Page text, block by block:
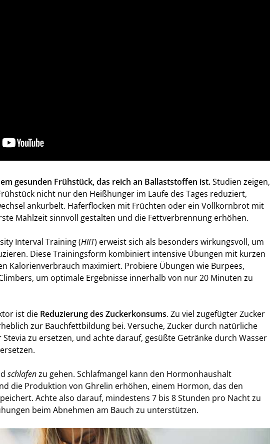
gesunden Frühstück, das reich an Ballaststoffen ist.Studien zeigen,
nicht nur den Heißhunger im Laufe des Tages reduziert,
ankurbelt. Haferflocken mit Früchten oder ein Vollkornbrot mit
Mahlzeit sinnvoll gestalten und die Fettverbrennung erhöhen.
Interval Training (HIIT) erweist sich als besonders wirkungsvoll, um
Diese Trainingsform kombiniert intensive Übungen mit kurzen
Kalorienverbrauch maximiert. Probiere Übungen wie Burpees,
um optimale Ergebnisse innerhalb von nur 20 Minuten zu
ist die Reduzierung des Zuckerkonsums. Zu viel zugefügter Zucker
zur Bauchfettbildung bei. Versuche, Zucker durch natürliche
zu ersetzen, und achte darauf, gesüßte Getränke durch Wasser
schlafenzu gehen. Schlafmangel kann den Hormonhaushalt
die Produktion von Ghrelin erhöhen, einem Hormon, das den
Achte also darauf, mindestens 7 bis 8 Stunden pro Nacht zu
beim Abnehmen am Bauch zu unterstützen.